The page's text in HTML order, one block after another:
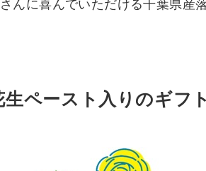
んに喜んでいただける千葉県産
生ペースト入りのギフ